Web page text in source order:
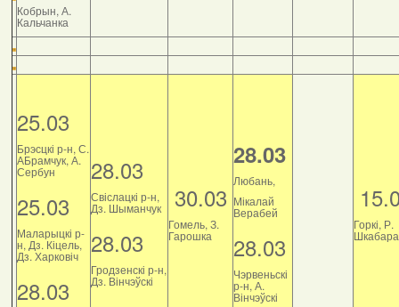
Кобрын, А.
Кальчанка
25.03
Брэсцкі р-н, С.
АБрамчук, А.
Сербун
25.03
Маларыцкі р-
н, Дз. Кіцель,
Дз. Харковіч
28.03
28.03
Свіслацкі р-н,
Дз. Шыманчук
28.03
Гродзенскі р-н,
Дз. Вінчэўскі
30.03
Гомель, З.
Гарошка
28.03
Любань,
Мікалай
Верабей
28.03
Чэрвеньскі
р-н, А.
Вінчэўскі
Горкі, Р.
Шкабара